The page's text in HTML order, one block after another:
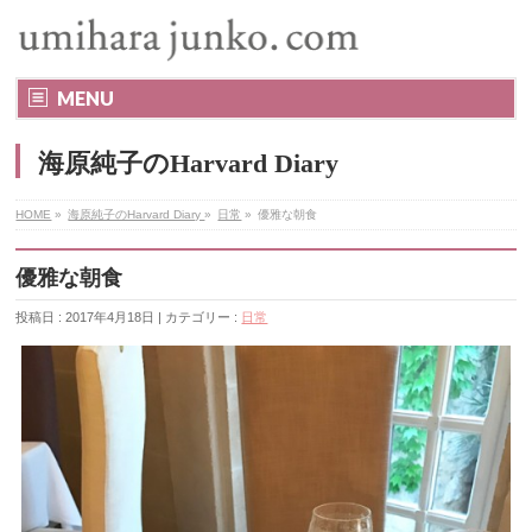
MENU
海原純子のHarvard Diary
HOME » 海原純子のHarvard Diary» 日常 » 優雅な朝食
優雅な朝食
投稿日 : 2017年4月18日 | カテゴリー : 日常